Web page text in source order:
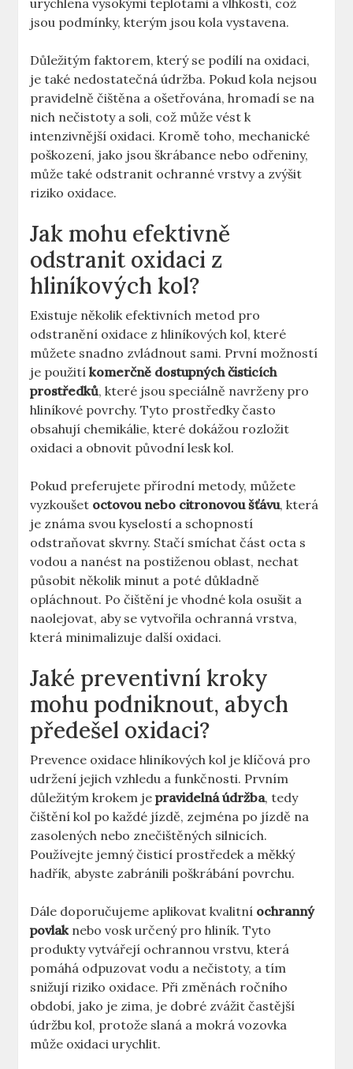
urychlena vysokými teplotami a vlhkostí, což
jsou podmínky, kterým jsou kola vystavena.
Důležitým faktorem, který se podílí na oxidaci,
je také nedostatečná údržba. Pokud kola nejsou
pravidelně čištěna a ošetřována, hromadí se na
nich nečistoty a soli, což může vést k
intenzivnější oxidaci. Kromě toho, mechanické
poškození, jako jsou škrábance nebo odřeniny,
může také odstranit ochranné vrstvy a zvýšit
riziko oxidace.
Jak mohu efektivně
odstranit oxidaci z
hliníkových kol?
Existuje několik efektivních metod pro
odstranění oxidace z hliníkových kol, které
můžete snadno zvládnout sami. První možností
je použitíkomerčně dostupných čisticích
prostředků, které jsou speciálně navrženy pro
hliníkové povrchy. Tyto prostředky často
obsahují chemikálie, které dokážou rozložit
oxidaci a obnovit původní lesk kol.
Pokud preferujete přírodní metody, můžete
vyzkoušet octovou nebo citronovou šťávu, která
je známa svou kyselostí a schopností
odstraňovat skvrny. Stačí smíchat část octa s
vodou a nanést na postiženou oblast, nechat
působit několik minut a poté důkladně
opláchnout. Po čištění je vhodné kola osušit a
naolejovat, aby se vytvořila ochranná vrstva,
která minimalizuje další oxidaci.
Jaké preventivní kroky
mohu podniknout, abych
předešel oxidaci?
Prevence oxidace hliníkových kol je klíčová pro
udržení jejich vzhledu a funkčnosti. Prvním
důležitým krokem jepravidelná údržba, tedy
čištění kol po každé jízdě, zejména po jízdě na
zasolených nebo znečištěných silnicích.
Používejte jemný čisticí prostředek a měkký
hadřík, abyste zabránili poškrábání povrchu.
Dále doporučujeme aplikovat kvalitní ochranný
povlaknebo vosk určený pro hliník. Tyto
produkty vytvářejí ochrannou vrstvu, která
pomáhá odpuzovat vodu a nečistoty, a tím
snižují riziko oxidace. Při změnách ročního
období, jako je zima, je dobré zvážit častější
údržbu kol, protože slaná a mokrá vozovka
může oxidaci urychlit.